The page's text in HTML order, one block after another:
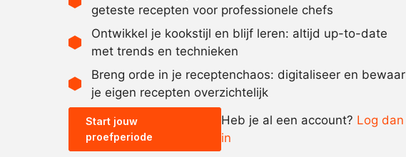
geteste recepten voor professionele chefs
Ontwikkel je kookstijl en blijf leren: altijd up-to-date
met trends en technieken
Breng orde in je receptenchaos: digitaliseer en bewaar
je eigen recepten overzichtelijk
Start jouw
proefperiode
Heb je al een account? Log dan
in